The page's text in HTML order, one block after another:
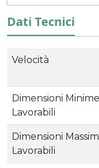
Dati Tecnici
Velocità
Dimensioni Minime
Lavorabili
Dimensioni
Lavorabili